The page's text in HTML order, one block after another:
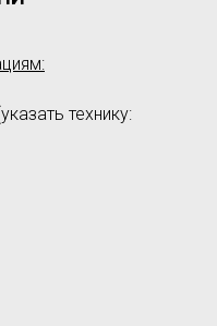
технику: